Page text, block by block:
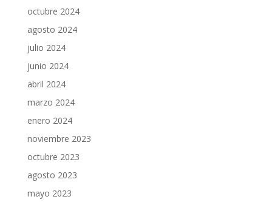
octubre 2024
agosto 2024
julio 2024
junio 2024
abril 2024
marzo 2024
enero 2024
noviembre 2023
octubre 2023
agosto 2023
mayo 2023